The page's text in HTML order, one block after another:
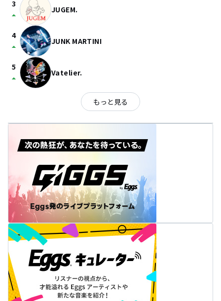
3
arrow_drop_up JUGEM.
4
arrow_drop_up JUNK MARTINI
5
arrow_drop_up Vatelier.
もっと見る